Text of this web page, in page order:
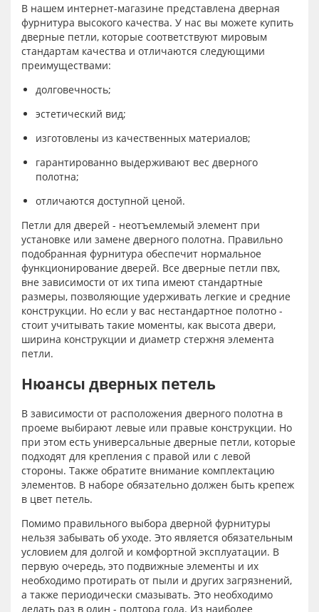
В нашем интернет-магазине представлена дверная
фурнитура высокого качества. У нас вы можете купить
дверные петли, которые соответствуют мировым
стандартам качества и отличаются следующими
преимуществами:
долговечность;
эстетический вид;
изготовлены из качественных материалов;
гарантированно выдерживают вес дверного
полотна;
отличаются доступной ценой.
Петли для дверей - неотъемлемый элемент при
установке или замене дверного полотна. Правильно
подобранная фурнитура обеспечит нормальное
функционирование дверей. Все дверные петли пвх,
вне зависимости от их типа имеют стандартные
размеры, позволяющие удерживать легкие и средние
конструкции. Но если у вас нестандартное полотно -
стоит учитывать такие моменты, как высота двери,
ширина конструкции и диаметр стержня элемента
петли.
Нюансы дверных петель
В зависимости от расположения дверного полотна в
проеме выбирают левые или правые конструкции. Но
при этом есть универсальные дверные петли, которые
подходят для крепления с правой или с левой
стороны. Также обратите внимание комплектацию
элементов. В наборе обязательно должен быть крепеж
в цвет петель.
Помимо правильного выбора дверной фурнитуры
нельзя забывать об уходе. Это является обязательным
условием для долгой и комфортной эксплуатации. В
первую очередь, это подвижные элементы и их
необходимо протирать от пыли и других загрязнений,
а также периодически смазывать. Это необходимо
делать раз в один - полтора года. Из наиболее